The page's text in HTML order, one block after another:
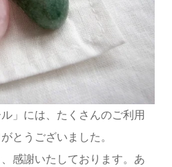
」には、たくさんのご利用
とうございました。
感謝いたしております。あ